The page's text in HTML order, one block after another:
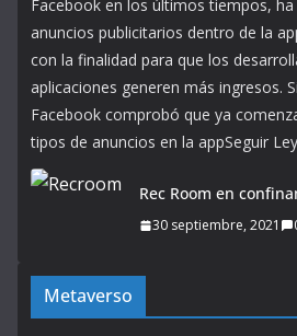
Facebook en los últimos tiempos,
anuncios publicitarios dentro de la
con la finalidad para que los
aplicaciones generen más ingresos.
Facebook comprobó que ya
tipos de anuncios en la appSeguir
Rec Room en
30 septiembre, 2021
Metaverso